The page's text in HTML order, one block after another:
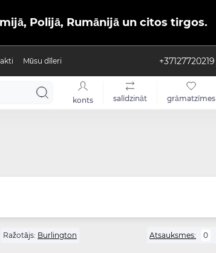
Polijā, Rumānijā un citos tirgos.
Mūsu dīleri +37127720219
konts salīdzināt grāmatzīmes
Ražotājs: Burlington Atsauksmes: 0